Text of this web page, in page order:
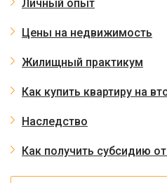
Личный опыт
Цены на недвижимость
Жилищный практикум
Как купить квартиру на
Наследство
Как получить субсидию